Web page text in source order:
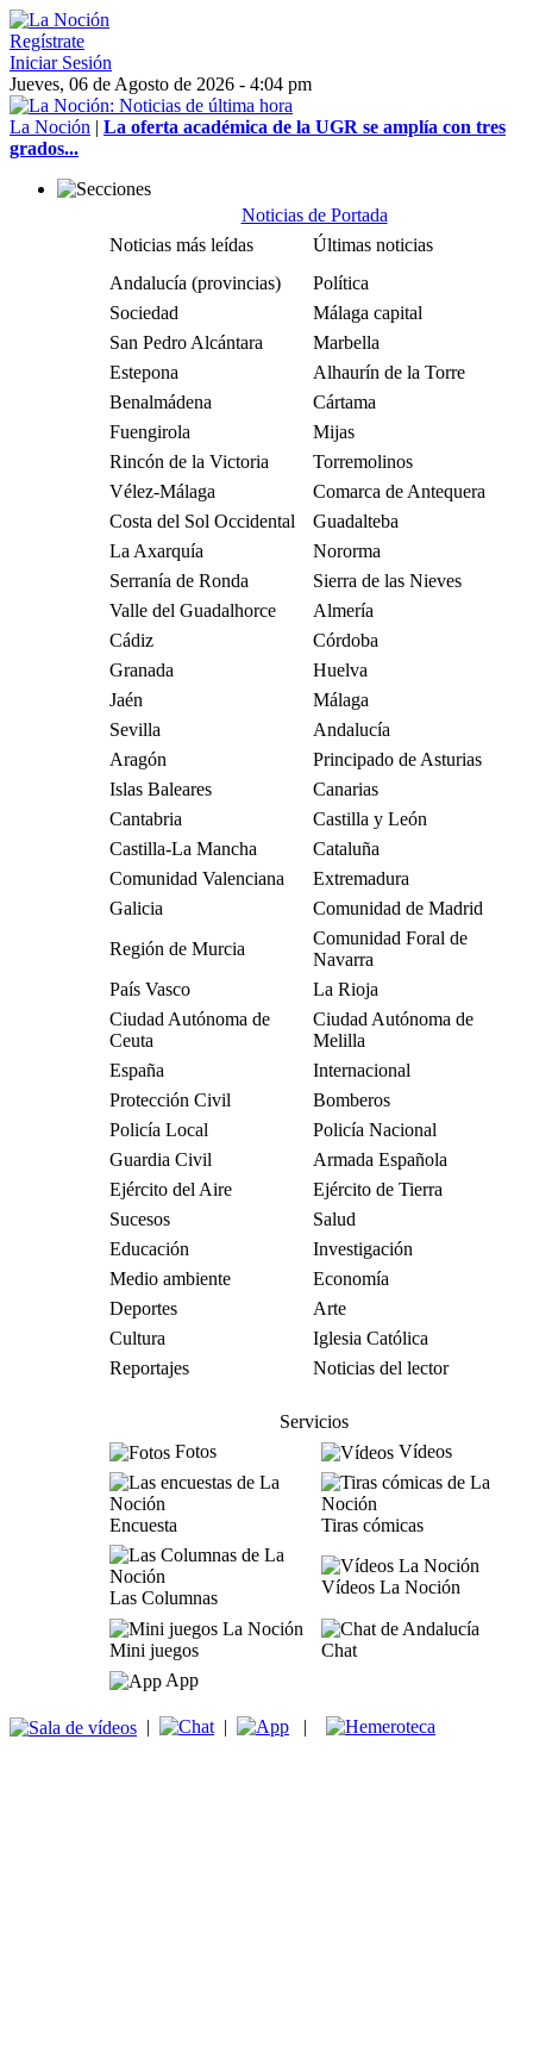
Regístrate
Iniciar Sesión
Jueves, 06 de Agosto de 2026 - 4:04 pm
La Noción | La oferta académica de la UGR se amplía con tres
grados...
Noticias de Portada
Noticias más leídas
Últimas noticias
Andalucía (provincias)
Política
Sociedad
Málaga capital
San Pedro Alcántara
Marbella
Estepona
Alhaurín de la Torre
Benalmádena
Cártama
Fuengirola
Mijas
Rincón de la Victoria
Torremolinos
Vélez-Málaga
Comarca de Antequera
Costa del Sol Occidental
Guadalteba
La Axarquía
Nororma
Serranía de Ronda
Sierra de las Nieves
Valle del Guadalhorce
Almería
Cádiz
Córdoba
Granada
Huelva
Jaén
Málaga
Sevilla
Andalucía
Aragón
Principado de Asturias
Islas Baleares
Canarias
Cantabria
Castilla y León
Castilla-La Mancha
Cataluña
Comunidad Valenciana
Extremadura
Galicia
Comunidad de Madrid
Región de Murcia
Comunidad Foral de
Navarra
País Vasco
La Rioja
Ciudad Autónoma de
Ceuta
Ciudad Autónoma de
Melilla
España
Internacional
Protección Civil
Bomberos
Policía Local
Policía Nacional
Guardia Civil
Armada Española
Ejército del Aire
Ejército de Tierra
Sucesos
Salud
Educación
Investigación
Medio ambiente
Economía
Deportes
Arte
Cultura
Iglesia Católica
Reportajes
Noticias del lector
Servicios
Fotos
Vídeos
Encuesta Tiras cómicas
Las Columnas
Vídeos La Noción
Mini juegos
Chat
App
| | |